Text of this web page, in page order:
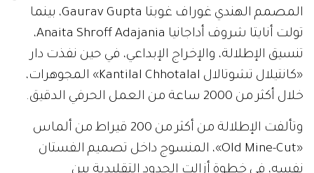
المصمم الهندي غوراف غوبتا Gaurav Gupta، بينما
تولت أنايتا شروف أداجانيا Anaita Shroff Adajania،
تنسيق الإطلالة، والإخراج الإبداعي، في حين نفذت دار
«كانتيلال تشوتالال Kantilal Chhotalal» المجوهرات،
خلال أكثر من 2000 ساعة من العمل الحرفي الدقيق.
وتألفت الإطلالة من أكثر من 200 قيراط من ألماس
«Old Mine-Cut»، المنسوج داخل تصميم الفستان
نفسه، في خطوة أزالت الحدود التقليدية بين